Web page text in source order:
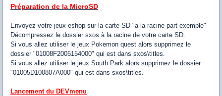
Préparation de la MicroSD
Envoyez votre jeux eshop sur la carte SD "a la racine part exemple"
Décompressez le dossier sxos à la racine de votre carte SD.
Si vous allez utiliser le jeux Pokemon quest alors supprimez le
dossier "01008F2005154000" qui est dans sxos\titles.
Si vous allez utiliser le jeux South Park alors supprimez le dossier
"01005D100807A000" qui est dans sxos\titles.
Lancement du DEVmenu